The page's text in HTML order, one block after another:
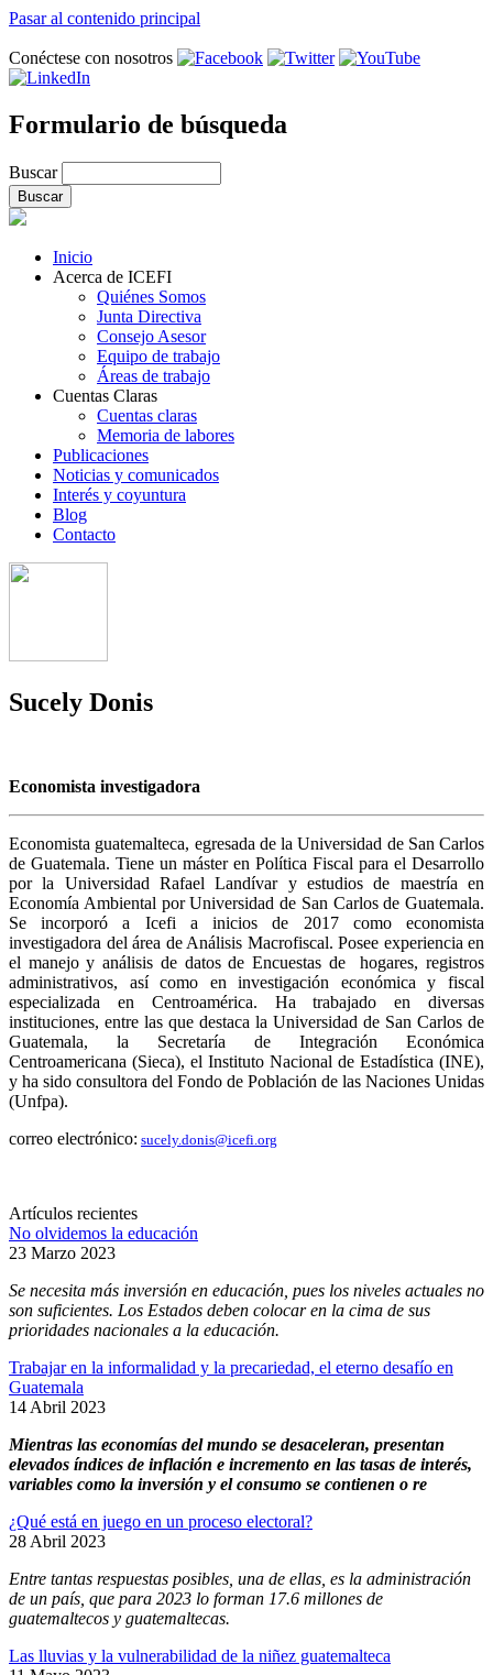
Pasar al contenido principal
Conéctese con nosotros
Formulario de búsqueda
Buscar
Inicio
Acerca de ICEFI
Quiénes Somos
Junta Directiva
Consejo Asesor
Equipo de trabajo
Áreas de trabajo
Cuentas Claras
Cuentas claras
Memoria de labores
Publicaciones
Noticias y comunicados
Interés y coyuntura
Blog
Contacto
Sucely Donis
Economista investigadora
Economista guatemalteca, egresada de la Universidad de San Carlos
de Guatemala. Tiene un máster en Política Fiscal para el Desarrollo
por la Universidad Rafael Landívar y estudios de maestría en
Economía Ambiental por Universidad de San Carlos de Guatemala.
Se incorporó a Icefi a inicios de 2017 como economista
investigadora del área de Análisis Macrofiscal. Posee experiencia en
el manejo y análisis de datos de Encuestas de hogares, registros
administrativos, así como en investigación económica y fiscal
especializada en Centroamérica. Ha trabajado en diversas
instituciones, entre las que destaca la Universidad de San Carlos de
Guatemala, la Secretaría de Integración Económica
Centroamericana (Sieca), el Instituto Nacional de Estadística (INE),
y ha sido consultora del Fondo de Población de las Naciones Unidas
(Unfpa).
correo electrónico: sucely.donis@icefi.org
Artículos recientes
No olvidemos la educación
23 Marzo 2023
Se necesita más inversión en educación, pues los niveles actuales no
son suficientes. Los Estados deben colocar en la cima de sus
prioridades nacionales a la educación.
Trabajar en la informalidad y la precariedad, el eterno desafío en
Guatemala
14 Abril 2023
Mientras las economías del mundo se desaceleran, presentan
elevados índices de inflación e incremento en las tasas de interés,
variables como la inversión y el consumo se contienen o re
¿Qué está en juego en un proceso electoral?
28 Abril 2023
Entre tantas respuestas posibles, una de ellas, es la administración
de un país, que para 2023 lo forman 17.6 millones de
guatemaltecos y guatemaltecas.
Las lluvias y la vulnerabilidad de la niñez guatemalteca